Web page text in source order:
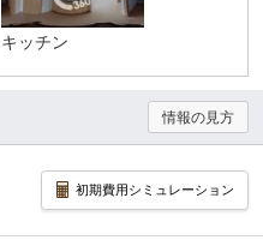
キッチン
情報の見方
初期費用シミュレーション